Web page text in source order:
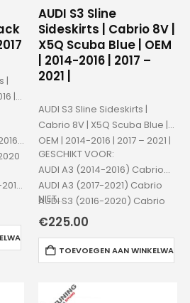
|
|
AUDI S3 Sline
Sideskirts | Cabrio 8V |
X5Q Scuba Blue | OEM
| 2014-2016 | 2017 –
2021 |
AUDI S3 Sline Sideskirts |
Cabrio 8V | X5Q Scuba Blue |
OEM | 2014-2016 | 2017 – 2021 |
GESCHIKT VOOR:
AUDI A3 (2014-2016) Cabrio
AUDI A3 (2017-2021) Cabrio
AUDI S3 (2016-2020) Cabrio
NIET…
€225.00
TOEVOEGEN AAN